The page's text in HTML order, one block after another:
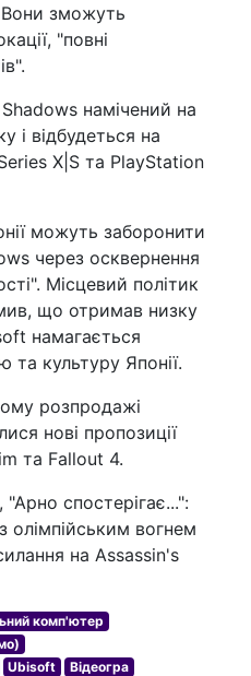
Вони зможуть
"повні
намічений на
і відбудеться на
X|S та PlayStation
можуть заборонити
через осквернення
Місцевий політик
що отримав низку
намагається
та культуру Японії.
розпродажі
нові пропозиції
та Fallout 4.
спостерігає...":
олімпійським вогнем
на Assassin's
комп'ютер
Ubisoft
Відеогра